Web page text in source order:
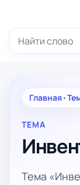
содержимому
Поиск:
Главная•
ТЕМА
Тема